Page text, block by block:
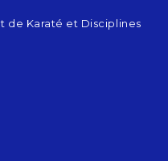
de Karaté et Disciplines